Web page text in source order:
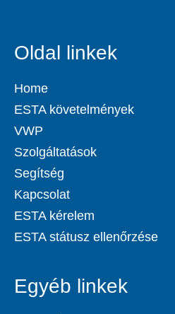
Oldal linkek
Home
ESTA követelmények
VWP
Szolgáltatások
Segítség
Kapcsolat
ESTA kérelem
ESTA státusz ellenőrzése
Egyéb linkek